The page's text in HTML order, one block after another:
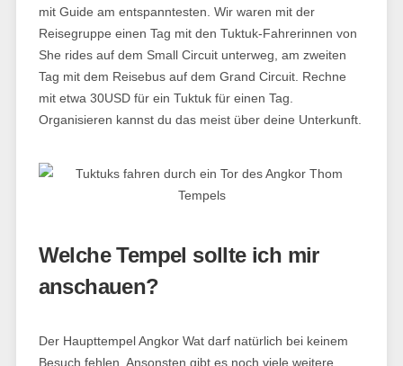
mit Guide am entspanntesten. Wir waren mit der
Reisegruppe einen Tag mit den Tuktuk-Fahrerinnen von
She rides auf dem Small Circuit unterweg, am zweiten
Tag mit dem Reisebus auf dem Grand Circuit. Rechne
mit etwa 30USD für ein Tuktuk für einen Tag.
Organisieren kannst du das meist über deine Unterkunft.
Welche Tempel sollte ich mir
anschauen?
Der Haupttempel Angkor Wat darf natürlich bei keinem
Besuch fehlen. Ansonsten gibt es noch viele weitere